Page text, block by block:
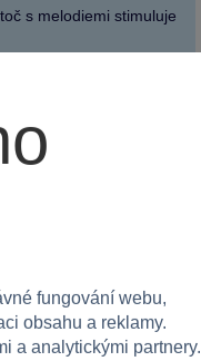
s melodiemi stimuluje
fungování webu,
obsahu a reklamy.
a analytickými partnery.